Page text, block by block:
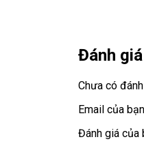
+ lcd13.5in
+ Vga intel.
+ usb 3.0,
.
Đánh
Chưa có
Email của
Đánh giá của